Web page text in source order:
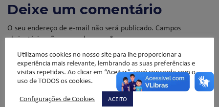
Deixe um comentário
O seu endereço de e-mail não será publicado. Campos
obrigatórios são marcados com*
Comentário*
Utilizamos cookies no nosso site para lhe proporcionar a
experiência mais relevante, lembrando as suas preferências e
visitas repetidas. Ao clicar em “Aceitar”, você concorda com o
uso de TODOS os cookies.
Configurações de Cookies
ACEITO